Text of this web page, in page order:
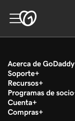
Acerca de GoDaddy
Soporte
Recursos
Programas de socio
Cuenta
Compras